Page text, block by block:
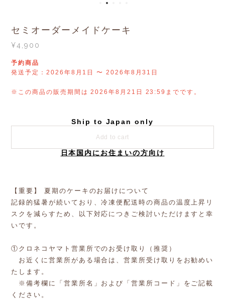
セミオーダーメイドケーキ
¥4,900
予約商品
発送予定：2026年8月1日 〜 2026年8月31日
※この商品の販売期間は 2026年8月21日 23:59までです。
Ship to Japan only
Add to cart
日本国内にお住まいの方向け
【重要】 夏期のケーキのお届けについて
記録的猛暑が続いており、冷凍便配送時の商品の温度上昇リ
スクを減らすため、以下対応につきご検討いただけますと幸
いです。
①クロネコヤマト営業所でのお受け取り（推奨）
お近くに営業所がある場合は、営業所受け取りをお勧めい
たします。
※備考欄に「営業所名」および「営業所コード」をご記載
ください。